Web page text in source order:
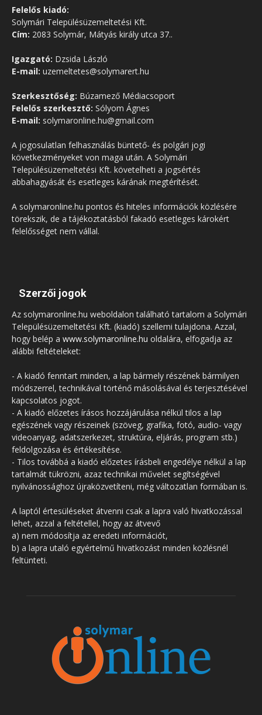
Felelős kiadó:
Solymári Településüzemeltetési Kft.
Cím: 2083 Solymár, Mátyás király utca 37..
Igazgató: Dzsida László
E-mail: uzemeltetes@solymarert.hu
Szerkesztőség: Búzamező Médiacsoport
Felelős szerkesztő: Sólyom Ágnes
E-mail: solymaronline.hu@gmail.com
A jogosulatlan felhasználás büntető- és polgári jogi
következményeket von maga után. A Solymári
Településüzemeltetési Kft. követelheti a jogsértés
abbahagyását és esetleges kárának megtérítését.
A solymaronline.hu pontos és hiteles információk közlésére
törekszik, de a tájékoztatásból fakadó esetleges károkért
felelősséget nem vállal.
Szerzői jogok
Az solymaronline.hu weboldalon található tartalom a Solymári
Településüzemeltetési Kft. (kiadó) szellemi tulajdona. Azzal,
hogy belép a www.solymaronline.hu oldalára, elfogadja az
alábbi feltételeket:
- A kiadó fenntart minden, a lap bármely részének bármilyen
módszerrel, technikával történő másolásával és terjesztésével
kapcsolatos jogot.
- A kiadó előzetes írásos hozzájárulása nélkül tilos a lap
egészének vagy részeinek (szöveg, grafika, fotó, audio- vagy
videoanyag, adatszerkezet, struktúra, eljárás, program stb.)
feldolgozása és értékesítése.
- Tilos továbbá a kiadó előzetes írásbeli engedélye nélkül a lap
tartalmát tükrözni, azaz technikai művelet segítségével
nyilvánossághoz újraközvetíteni, még változatlan formában is.
A laptól értesüléseket átvenni csak a lapra való hivatkozással
lehet, azzal a feltétellel, hogy az átvevő
a) nem módosítja az eredeti információt,
b) a lapra utaló egyértelmű hivatkozást minden közlésnél
feltünteti.